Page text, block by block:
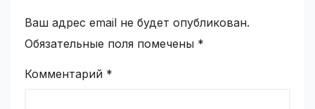
Ваш адрес email не будет опубликован.
Обязательные поля помечены *
Комментарий *